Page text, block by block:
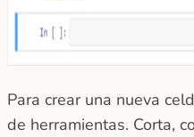
Para crear una nueva
de herramientas. Corta,